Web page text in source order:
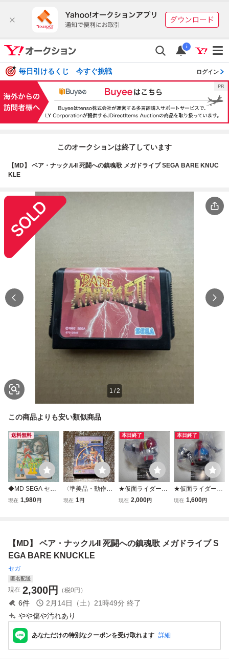
i
毎日引けるくじ 今すぐ挑戦 ログイン
このオークションは終了しています
【MD】 ベア・ナックルII 死闘への鎮魂歌 メガドライブ SEGA BARE KNUC
KLE
1 /2
この商品よりも安い類似商品
送料無料
◆MD SEGA セガ
スペースハリアー
現在 1,980円
〈準美品・動作確
認済み〉MD メガ
DRIVE GENESIS
PHANTASY STAR
現在 1円
本日終了
★仮面ライダー電
王★新品★未使用
クル★ガチャ★ガ
現在 2,000円
本日終了
★仮面ライダーカ
ブト★新品★未使
ックル★ガチャ★
現在 1,600円
【MD】 ベア・ナックルII 死闘への鎮魂歌 メガドライブ S
EGA BARE KNUCKLE
セガ
匿名配送
現在 2,300円 （税0円）
6件 2月14日（土）21時49分 終了
やや傷や汚れあり
あなただけの特別なクーポンを受け取れます 詳細